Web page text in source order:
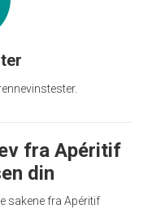
fra Apéritif
din
sakene fra Apéritif